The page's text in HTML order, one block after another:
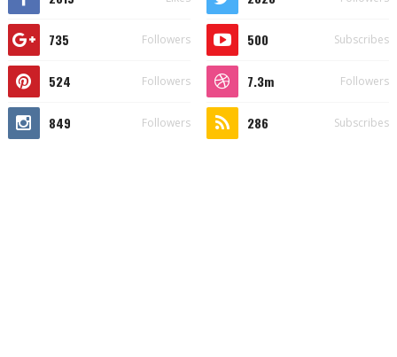
735 Followers 500 Subscribes
524 Followers 7.3m Followers
849 Followers 286 Subscribes